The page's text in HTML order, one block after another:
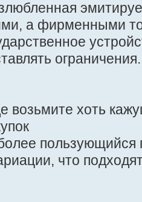
а фирменными
возьмите хоть
пользующийся
что